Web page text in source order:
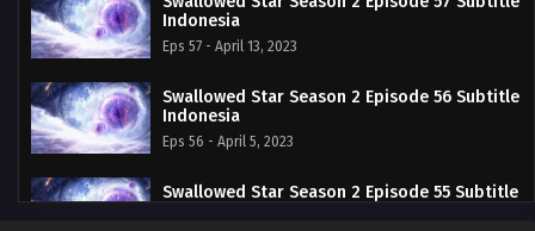
Indonesia
Eps 57 - April 13, 2023
Swallowed Star Season 2 Episode 56 Subtitle
Indonesia
Eps 56 - April 5, 2023
Swallowed Star Season 2 Episode 55 Subtitle